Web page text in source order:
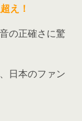
え！
の正確さに驚
日本のファン